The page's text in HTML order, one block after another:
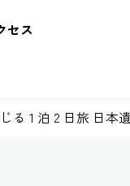
セス
1 泊 2 日旅 日本